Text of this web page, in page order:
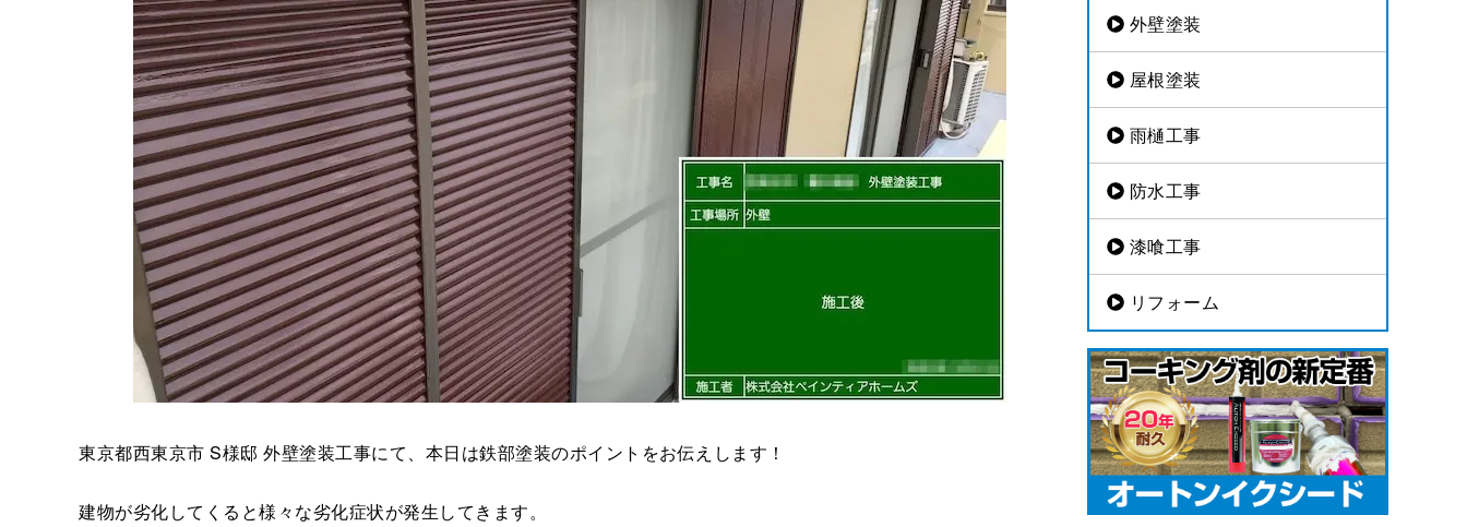
東京都西東京市 S様邸 外壁塗装工事にて、本日は鉄部塗装のポイントをお伝えします！
建物が劣化してくると様々な劣化症状が発生してきます。
外壁塗装
屋根塗装
雨樋工事
防水工事
漆喰工事
リフォーム